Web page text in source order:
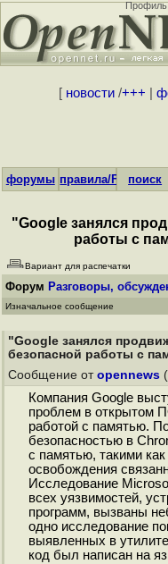
[ новости/+++
форумы правила/FAQпоиск
"Google занялся
работы с
Вариант для распечатки
Форум Разговоры,
Изначальное сообщение
"Google занялся
безопасной работы с
Сообщение от opennews
Компания Google
проблем в открытом
работой с памятью.
безопасностью в
с памятью, такими
освобождения
Исследование
всех уязвимостей,
программ, вызваны
одно исследование
выявленных в
код был написан на